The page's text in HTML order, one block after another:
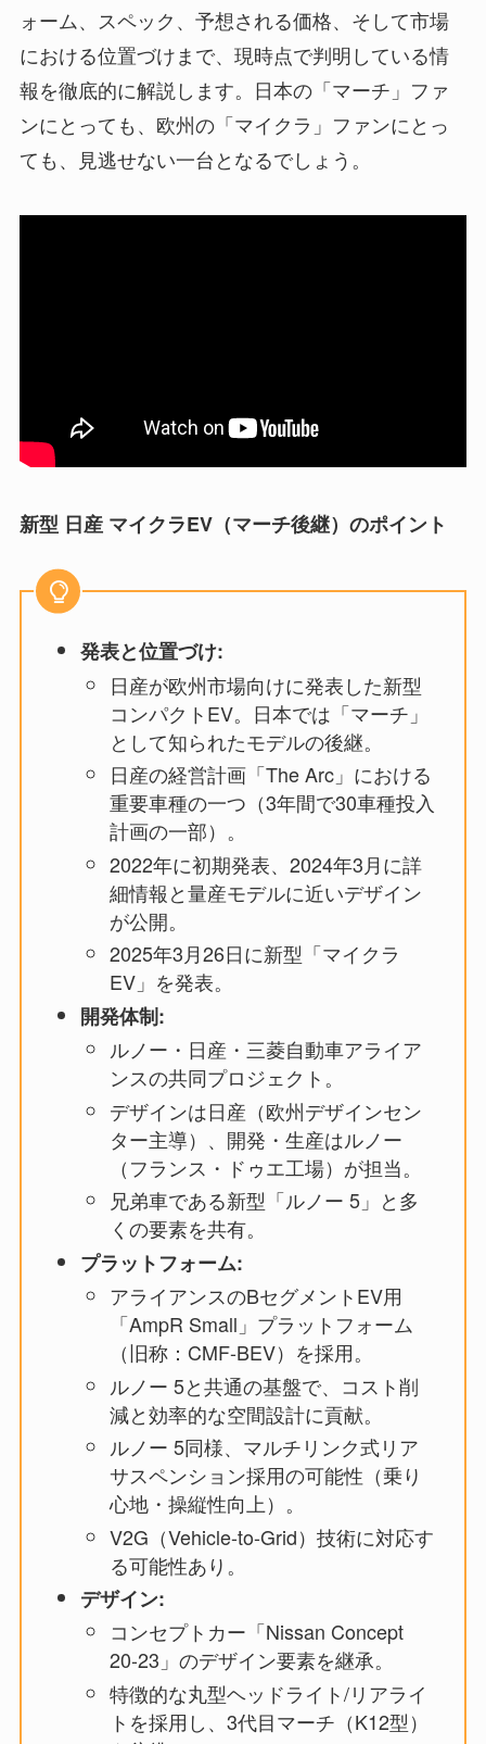
ォーム、スペック、予想される価格、そして市場
における位置づけまで、現時点で判明している情
報を徹底的に解説します。日本の「マーチ」ファ
ンにとっても、欧州の「マイクラ」ファンにとっ
ても、見逃せない一台となるでしょう。
新型 日産 マイクラEV（マーチ後継）のポイント
発表と位置づけ:
日産が欧州市場向けに発表した新型
コンパクトEV。日本では「マーチ」
として知られたモデルの後継。
日産の経営計画「The Arc」における
重要車種の一つ（3年間で30車種投入
計画の一部）。
2022年に初期発表、2024年3月に詳
細情報と量産モデルに近いデザイン
が公開。
2025年3月26日に新型「マイクラ
EV」を発表。
開発体制:
ルノー・日産・三菱自動車アライア
ンスの共同プロジェクト。
デザインは日産（欧州デザインセン
ター主導）、開発・生産はルノー
（フランス・ドゥエ工場）が担当。
兄弟車である新型「ルノー 5」と多
くの要素を共有。
プラットフォーム:
アライアンスのBセグメントEV用
「AmpR Small」プラットフォーム
（旧称：CMF-BEV）を採用。
ルノー 5と共通の基盤で、コスト削
減と効率的な空間設計に貢献。
ルノー 5同様、マルチリンク式リア
サスペンション採用の可能性（乗り
心地・操縦性向上）。
V2G（Vehicle-to-Grid）技術に対応す
る可能性あり。
デザイン:
コンセプトカー「Nissan Concept
20-23」のデザイン要素を継承。
特徴的な丸型ヘッドライト/リアライ
トを採用し、3代目マーチ（K12型）